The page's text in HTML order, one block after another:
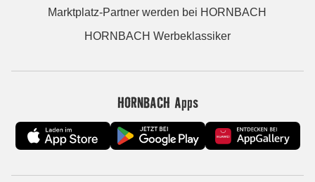
Marktplatz-Partner werden bei HORNBACH
HORNBACH Werbeklassiker
HORNBACH Apps